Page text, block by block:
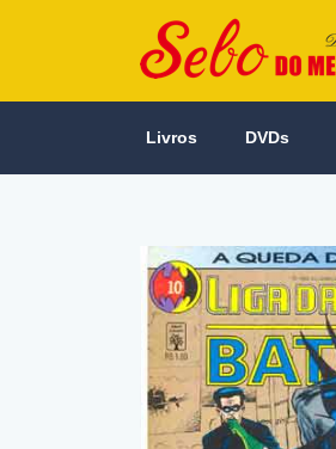
Livros DVDs